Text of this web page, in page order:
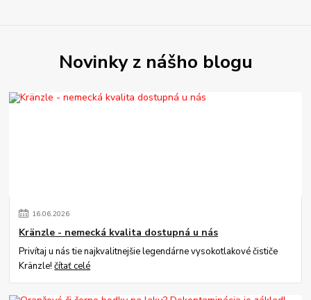
Novinky z nášho blogu
16.06.2026
Kränzle - nemecká kvalita dostupná u nás
Privítaj u nás tie najkvalitnejšie legendárne vysokotlakové čističe
Kränzle!čítať celé